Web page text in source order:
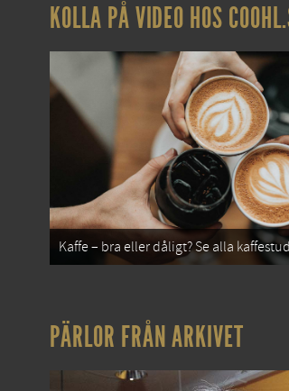
KOLLA PÅ VIDEO HOS
Kaffe – bra eller dåligt? Se alla
PÄRLOR FRÅN ARKIVET